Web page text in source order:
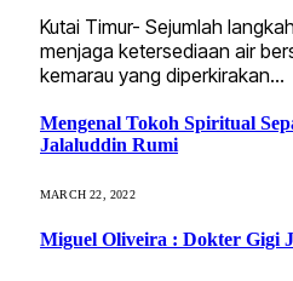
Kutai Timur- Sejumlah
menjaga ketersediaan air
kemarau yang diperkirakan…
Mengenal Tokoh Spiritual
Jalaluddin Rumi
MARCH 22, 2022
Miguel Oliveira : Dokter Gigi